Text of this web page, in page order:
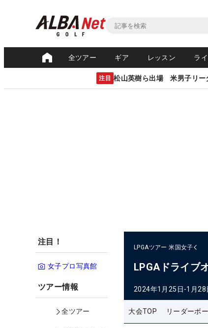
全ツアー ギア レッスン ラ
注目 松山英樹ら出場 米男子リー
注目！
女子プロ写真館
ツアー情報
全ツアー
LPGAツアー 米国女子
LPGAドライブ
2024年1月25日-1月28
大会TOP リーダーボ